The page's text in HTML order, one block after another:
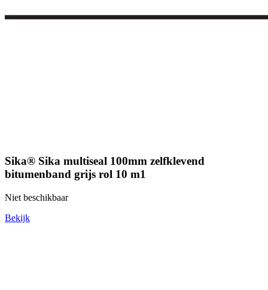
Sika® Sika multiseal 100mm zelfklevend
bitumenband grijs rol 10 m1
Niet beschikbaar
Bekijk